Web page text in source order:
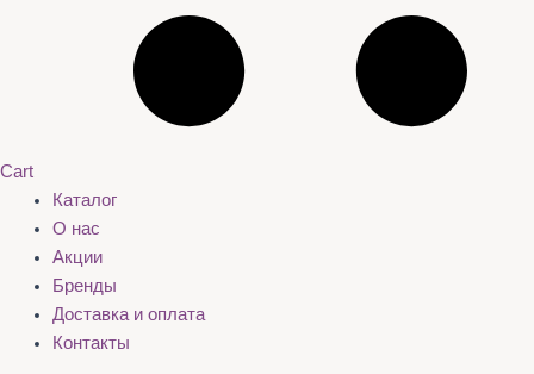
Cart
Каталог
О нас
Акции
Бренды
Доставка и оплата
Контакты